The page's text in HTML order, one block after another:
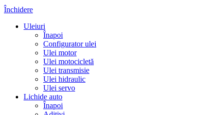
Închidere
Uleiuri
Înapoi
Configurator ulei
Ulei motor
Ulei motocicletă
Ulei transmisie
Ulei hidraulic
Ulei servo
Lichide auto
Înapoi